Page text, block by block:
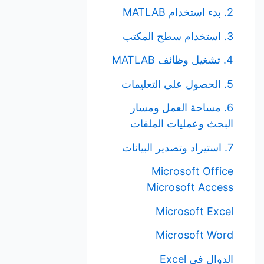
2. بدء استخدام MATLAB
3. استخدام سطح المكتب
4. تشغيل وظائف MATLAB
5. الحصول على التعليمات
6. مساحة العمل ومسار
البحث وعمليات الملفات
7. استيراد وتصدير البيانات
Microsoft Office
Microsoft Access
Microsoft Excel
Microsoft Word
الدوال في Excel